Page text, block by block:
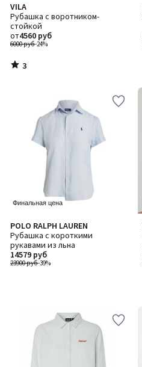
VILA
Рубашка с воротником-
стойкой
6000 руб-24%
от4560 руб
3
/
5
3
/
Финальная цена
POLO RALPH LAUREN
Рубашка с короткими
рукавами из льна
23900 руб-39%
14579 руб